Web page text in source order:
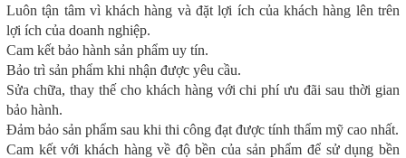
Luôn tận tâm vì khách hàng và đặt lợi ích của khách hàng lên trên
lợi ích của doanh nghiệp.
Cam kết bảo hành sản phẩm uy tín.
Bảo trì sản phẩm khi nhận được yêu cầu.
Sửa chữa, thay thế cho khách hàng với chi phí ưu đãi sau thời gian
bảo hành.
Đảm bảo sản phẩm sau khi thi công đạt được tính thẩm mỹ cao nhất.
Cam kết với khách hàng về độ bền của sản phẩm để sử dụng bền